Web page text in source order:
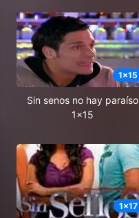
1x15
Sin senos no hay paraíso
1x15
1x17